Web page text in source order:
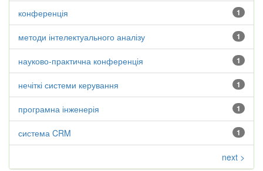
1
конференція
1
методи інтелектуального аналізу
1
науково-практична конференція
1
нечіткі системи керування
1
програмна інженерія
1
система CRM
next >